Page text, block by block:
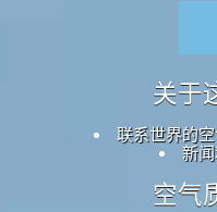
关于
联系世界的
新
空气